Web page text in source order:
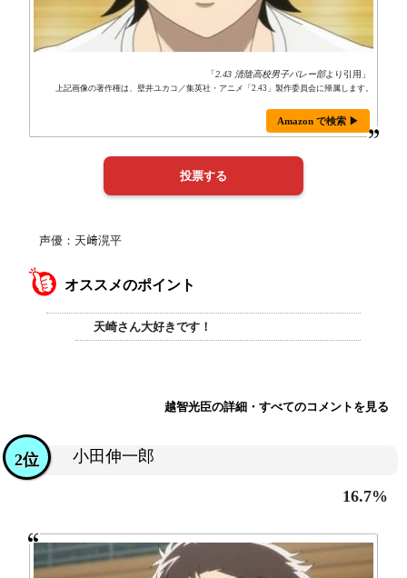
「2.43 清陰高校男子バレー部より引用」
上記画像の著作権は、壁井ユカコ／集英社・アニメ「2.43」製作委員会に帰属します。
Amazon で検索 ▶
声優：天﨑滉平
オススメのポイント
天崎さん大好きです！
越智光臣の詳細・すべてのコメントを見る
小田伸一郎
2位
16.7%